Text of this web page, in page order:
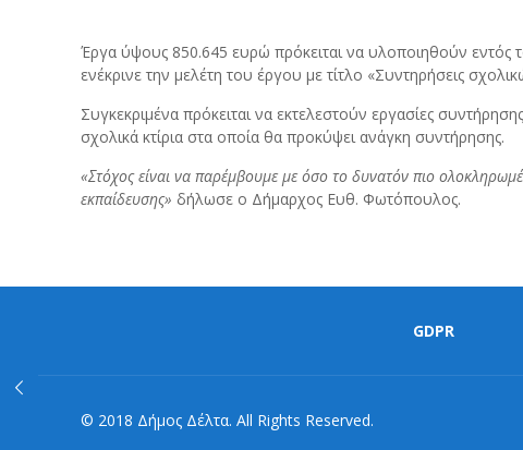
Έργα ύψους 850.645 ευρώ πρόκειται να υλοποιηθούν εντός
ενέκρινε την μελέτη του έργου με τίτλο «Συντηρήσεις
Συγκεκριμένα πρόκειται να εκτελεστούν εργασίες
σχολικά κτίρια στα οποία θα προκύψει ανάγκη συντήρησης.
«Στόχος είναι να παρέμβουμε με όσο το δυνατόν πιο
εκπαίδευσης» δήλωσε ο Δήμαρχος Ευθ. Φωτόπουλος.
GDPR
© 2018 Δήμος Δέλτα. All Rights Reserved.